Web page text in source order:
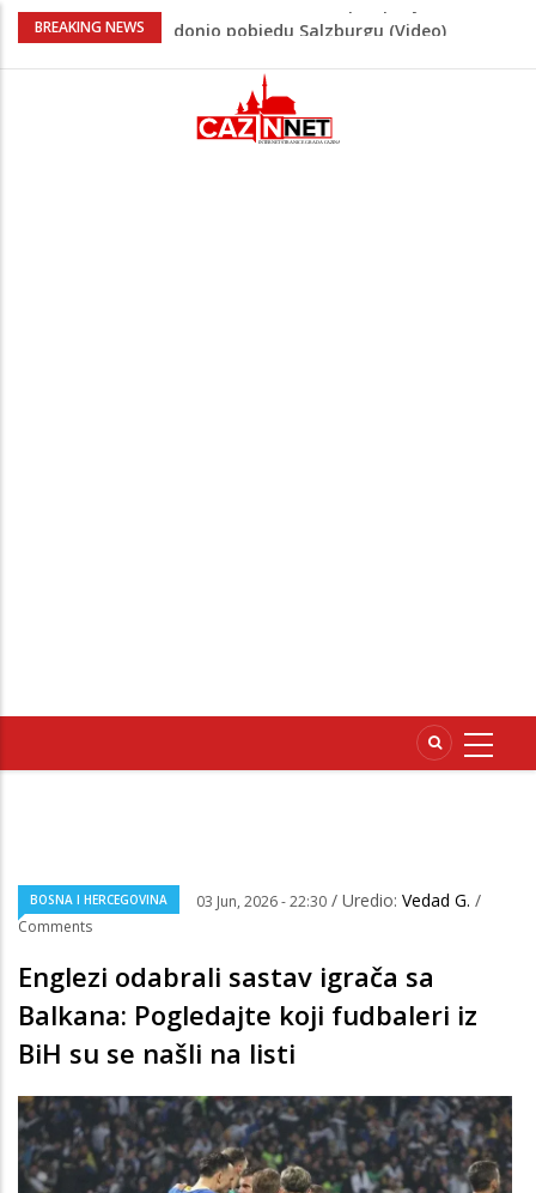
BREAKING NEWS
“Pečat slobodi 2026”: U Tržačkoj Rašteli
Unsko-sanskog kantona
Porodica iz Krajine u centru afere,
gradonačelnik Kelna pokrenuo istragu
BOSNA I HERCEGOVINA 03 Jun, 2026 - 22:30 / Uredio: Vedad G. /
Comments
Englezi odabrali sastav igrača sa
Balkana: Pogledajte koji fudbaleri iz
BiH su se našli na listi